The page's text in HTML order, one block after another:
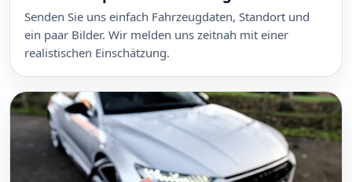
Senden Sie uns einfach Fahrzeugdaten, Standort und
ein paar Bilder. Wir melden uns zeitnah mit einer
realistischen Einschätzung.